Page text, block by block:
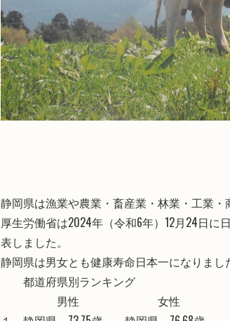
静岡県は漁業や農業・畜産業・林業・工業
厚生労働省は2024年（令和6年）12月24日に
表しました。
静岡県は男女とも健康寿命日本一になりまし
都道府県別ランキング
男性 女性